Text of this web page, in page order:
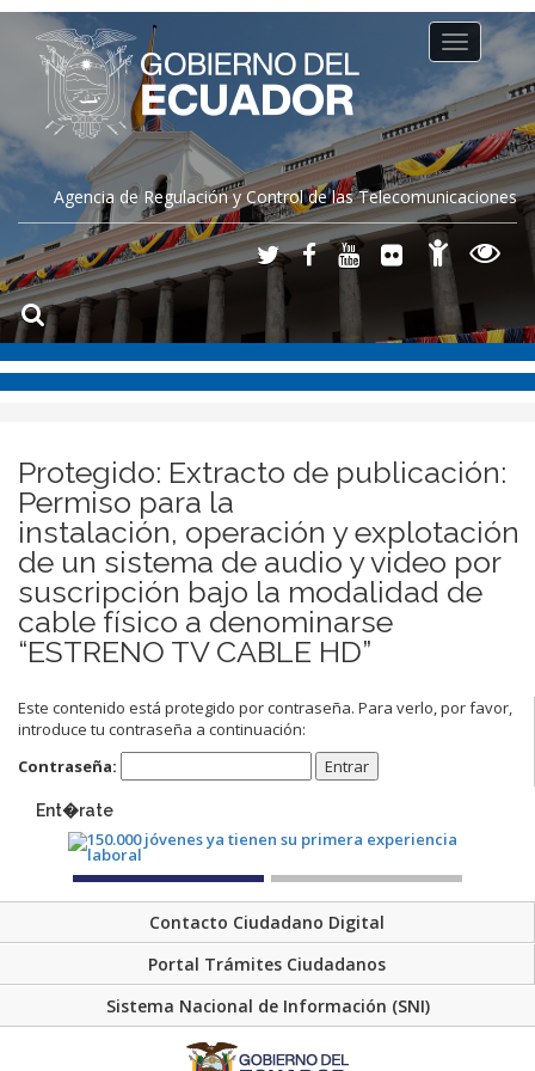
Agencia de Regulación y Control de las Telecomunicaciones
Toggle
navigation
Protegido: Extracto de publicación:
Permiso para la
instalación, operación y explotación
de un sistema de audio y video por
suscripción bajo la modalidad de
cable físico a denominarse
“ESTRENO TV CABLE HD”
Este contenido está protegido por contraseña. Para verlo, por favor,
introduce tu contraseña a continuación:
Contraseña:
Ent�rate
Contacto Ciudadano Digital
Portal Trámites Ciudadanos
Sistema Nacional de Información (SNI)